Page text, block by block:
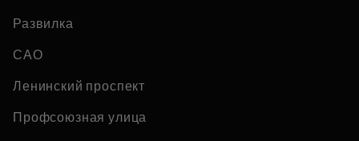
Развилка
САО
Ленинский проспект
Профсоюзная улица